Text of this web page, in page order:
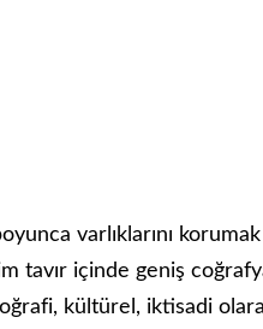
varlıklarını
tavır içinde geniş
kültürel, iktisadi